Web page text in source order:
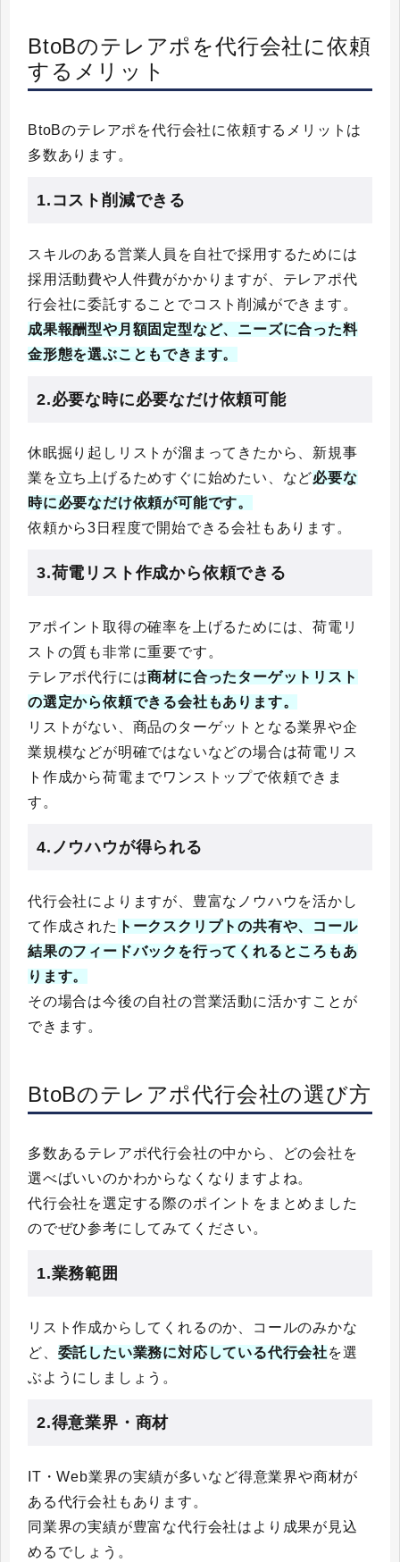
BtoBのテレアポを代行会社に依頼
するメリット
BtoBのテレアポを代行会社に依頼するメリットは
多数あります。
1.コスト削減できる
スキルのある営業人員を自社で採用するためには
採用活動費や人件費がかかりますが、テレアポ代
行会社に委託することでコスト削減ができます。
成果報酬型や月額固定型など、ニーズに合った料
金形態を選ぶこともできます。
2.必要な時に必要なだけ依頼可能
休眠掘り起しリストが溜まってきたから、新規事
業を立ち上げるためすぐに始めたい、など必要な
時に必要なだけ依頼が可能です。
依頼から3日程度で開始できる会社もあります。
3.荷電リスト作成から依頼できる
アポイント取得の確率を上げるためには、荷電リ
ストの質も非常に重要です。
テレアポ代行には商材に合ったターゲットリスト
の選定から依頼できる会社もあります。
リストがない、商品のターゲットとなる業界や企
業規模などが明確ではないなどの場合は荷電リス
ト作成から荷電までワンストップで依頼できま
す。
4.ノウハウが得られる
代行会社によりますが、豊富なノウハウを活かし
て作成された トークスクリプトの共有や、コール
結果のフィードバックを行ってくれるところもあ
ります。
その場合は今後の自社の営業活動に活かすことが
できます。
BtoBのテレアポ代行会社の選び方
多数あるテレアポ代行会社の中から、どの会社を
選べばいいのかわからなくなりますよね。
代行会社を選定する際のポイントをまとめました
のでぜひ参考にしてみてください。
1.業務範囲
リスト作成からしてくれるのか、コールのみかな
ど、 委託したい業務に対応している代行会社を選
ぶようにしましょう。
2.得意業界・商材
IT・Web業界の実績が多いなど得意業界や商材が
ある代行会社もあります。
同業界の実績が豊富な代行会社はより成果が見込
めるでしょう。